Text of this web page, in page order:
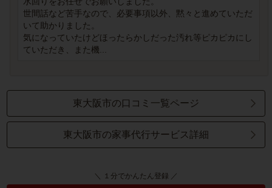
世間話など苦手なので、必要事項以外、黙々と進めていただ
いて助かりました。
気になっていたけどほったらかしだった汚れ等ピカピカにし
ていただき、また機...
東大阪市の口コミ一覧ページ
東大阪市の家事代行サービス詳細
＼ １分でかんたん登録 ／